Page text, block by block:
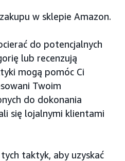
w sklepie Amazon.
do potencjalnych
lub recenzują
mogą pomóc Ci
Twoim
do dokonania
się lojalnymi klientami
taktyk, aby uzyskać